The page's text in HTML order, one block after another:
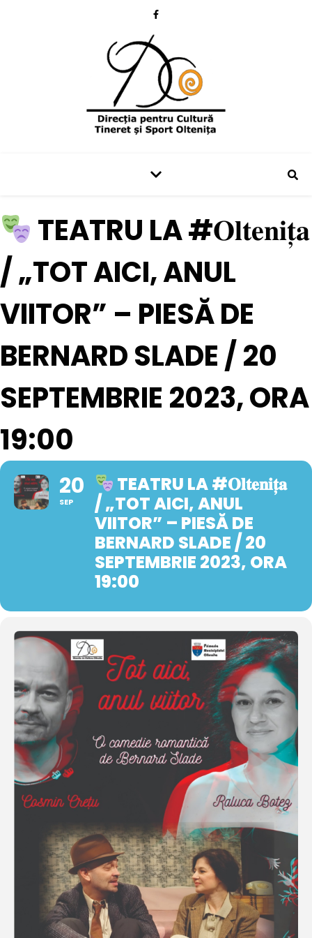
TEATRU LA #𝐎𝐥𝐭𝐞𝐧𝐢𝐭̦𝐚
/ „TOT AICI, ANUL
VIITOR” – PIESĂ DE
BERNARD SLADE / 20
SEPTEMBRIE 2023, ORA
19:00
20
SEP
TEATRU LA #𝐎𝐥𝐭𝐞𝐧𝐢𝐭̦𝐚
/ „TOT AICI, ANUL
VIITOR” – PIESĂ DE
BERNARD SLADE / 20
SEPTEMBRIE 2023, ORA
19:00